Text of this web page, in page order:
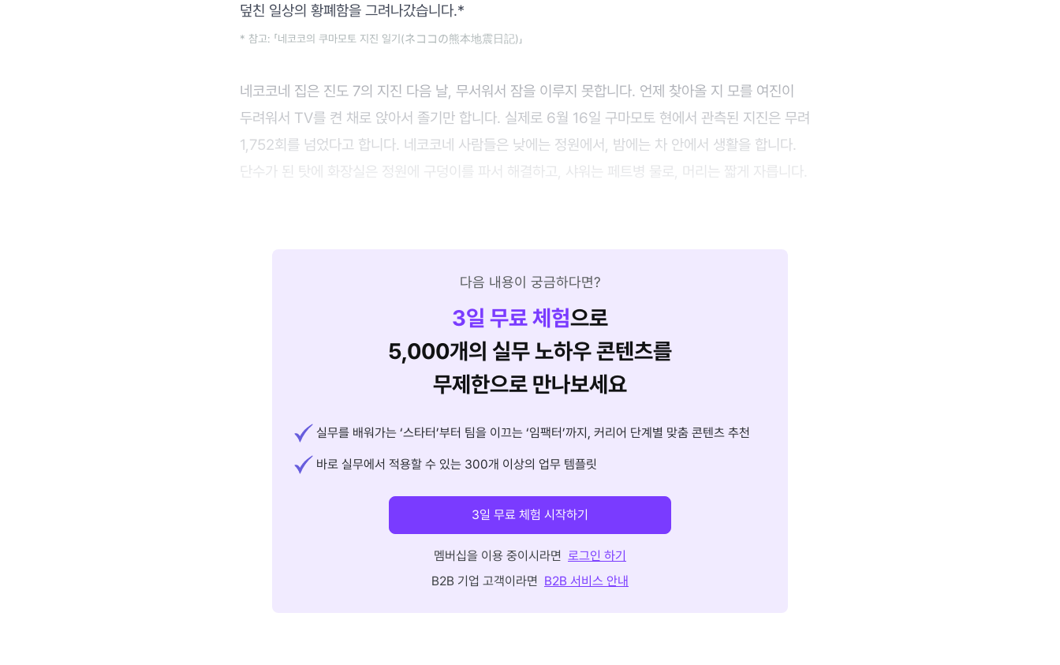
덮친 일상의 황폐함을 그려나갔습니다.*
* 참고: 「네코코의 쿠마모토 지진 일기(ネココの熊本地震日記)」
네코코네 집은 진도 7의 지진 다음 날, 무서워서 잠을 이루지 못합니다. 언제 찾아올 지 모를 여진이
두려워서 TV를 켠 채로 앉아서 졸기만 합니다. 실제로 6월 16일 구마모토 현에서 관측된 지진은 무려
1,752회를 넘었다고 합니다. 네코코네 사람들은 낮에는 정원에서, 밤에는 차 안에서 생활을 합니다.
단수가 된 탓에 화장실은 정원에 구덩이를 파서 해결하고, 샤워는 페트병 물로, 머리는 짧게 자릅니다.
다음 내용이 궁금하다면?
3일 무료 체험으로
5,000개의 실무 노하우 콘텐츠를
무제한으로 만나보세요
실무를 배워가는 ‘스타터’부터 팀을 이끄는 ‘임팩터’까지, 커리어 단계별 맞춤 콘텐츠 추천
바로 실무에서 적용할 수 있는 300개 이상의 업무 템플릿
3일 무료 체험 시작하기
멤버십을 이용 중이시라면 로그인 하기
B2B 기업 고객이라면 B2B 서비스 안내